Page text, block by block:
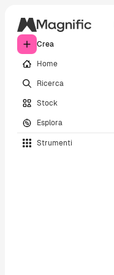
Crea
Home
Ricerca
Stock
Esplora
Strumenti